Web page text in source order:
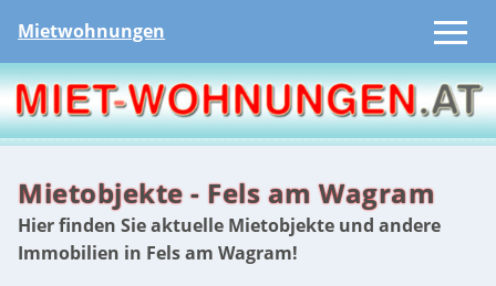
Mietwohnungen
Mietobjekte - Fels am Wagram
Hier finden Sie aktuelle Mietobjekte und andere
Immobilien in Fels am Wagram!